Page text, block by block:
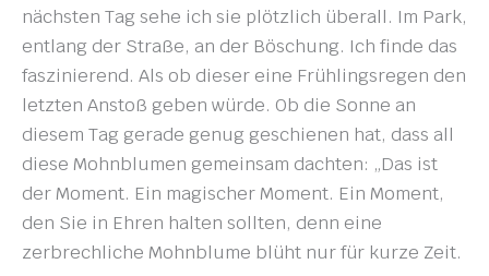
nächsten Tag sehe ich sie plötzlich überall. Im Park,
entlang der Straße, an der Böschung. Ich finde das
faszinierend. Als ob dieser eine Frühlingsregen den
letzten Anstoß geben würde. Ob die Sonne an
diesem Tag gerade genug geschienen hat, dass all
diese Mohnblumen gemeinsam dachten: „Das ist
der Moment. Ein magischer Moment. Ein Moment,
den Sie in Ehren halten sollten, denn eine
zerbrechliche Mohnblume blüht nur für kurze Zeit.